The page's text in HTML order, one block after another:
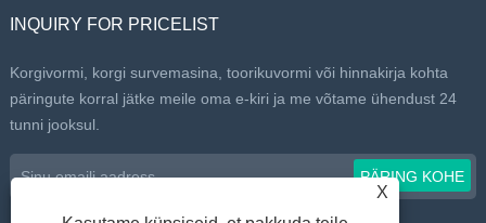
INQUIRY FOR PRICELIST
Korgivormi, korgi survemasina, toorikuvormi või hinnakirja kohta
päringute korral jätke meile oma e-kiri ja me võtame ühendust 24
tunni jooksul.
X